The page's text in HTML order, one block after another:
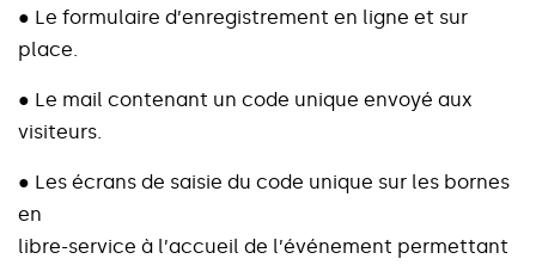
● Le formulaire d’enregistrement en ligne et sur
place.
● Le mail contenant un code unique envoyé aux
visiteurs.
● Les écrans de saisie du code unique sur les bornes
en
libre-service à l’accueil de l’événement permettant